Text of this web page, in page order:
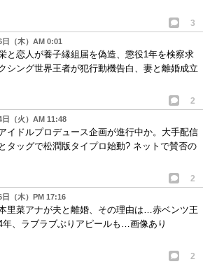
3
日（木）AM 0:01
と恋人が養子縁組届を偽造、懲役1年を検察求
シング世界王者が犯行動機告白、妻と離婚成立
2
日（火）AM 11:48
イドルプロデュース企画が進行中か。大手配信
タッグで松潤版タイプロ始動? ネットで賛否の
2
日（木）PM 17:16
里菜アナが夫と離婚、その理由は…赤ベンツ王
年、ラブラブぶりアピールも…画像あり
2